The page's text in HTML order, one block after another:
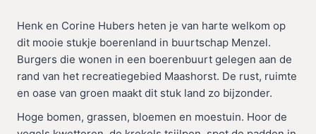
Henk en Corine Hubers heten je van harte welkom op
dit mooie stukje boerenland in buurtschap Menzel.
Burgers die wonen in een boerenbuurt gelegen aan de
rand van het recreatiegebied Maashorst. De rust, ruimte
en oase van groen maakt dit stuk land zo bijzonder.
Hoge bomen, grassen, bloemen en moestuin. Hoor de